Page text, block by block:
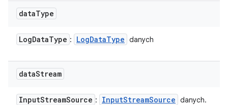
dataType
LogDataType : LogDataType danych
dataStream
InputStreamSource : InputStreamSource danych.